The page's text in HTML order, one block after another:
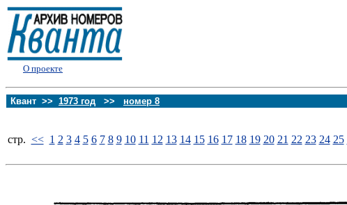
О проекте
Квант >> 1973 год >> номер 8
стp. << 1 2 3 4 5 6 7 8 9 10 11 12 13 14 15 16 17 18 19 20 21 22 23 24 25